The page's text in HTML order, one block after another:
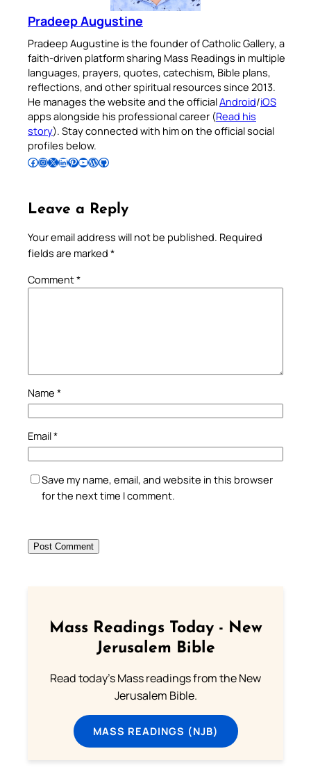
Pradeep Augustine
Pradeep Augustine is the founder of Catholic Gallery, a
faith-driven platform sharing Mass Readings in multiple
languages, prayers, quotes, catechism, Bible plans,
reflections, and other spiritual resources since 2013.
He manages the website and the officialAndroid/iOS
apps alongside his professional career (Read his
story). Stay connected with him on the official social
profiles below.
Follow Pradeep on Facebook Follow Pradeep on InstagramFollow Pradeep on X Follow Pradeep on LinkedIn Follow Pradeep on Pinterest Subscribe to Pradeep’s Youtube Channel Follow Pradeep on WordPress Follow Pradeep on GitHub
Leave a Reply
Your email address will not be published. Required
fields are marked *
Comment*
Name *
Email*
Save my name, email, and website in this browser
for the next time I comment.
Mass Readings Today - New
Jerusalem Bible
Read today's Mass readings from the New
Jerusalem Bible.
MASS READINGS (NJB)